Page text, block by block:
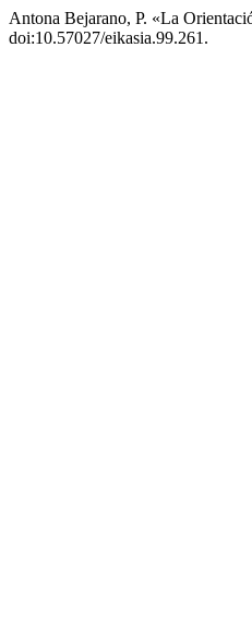
Antona Bejarano, P. «La
doi:10.57027/eikasia.99.261.